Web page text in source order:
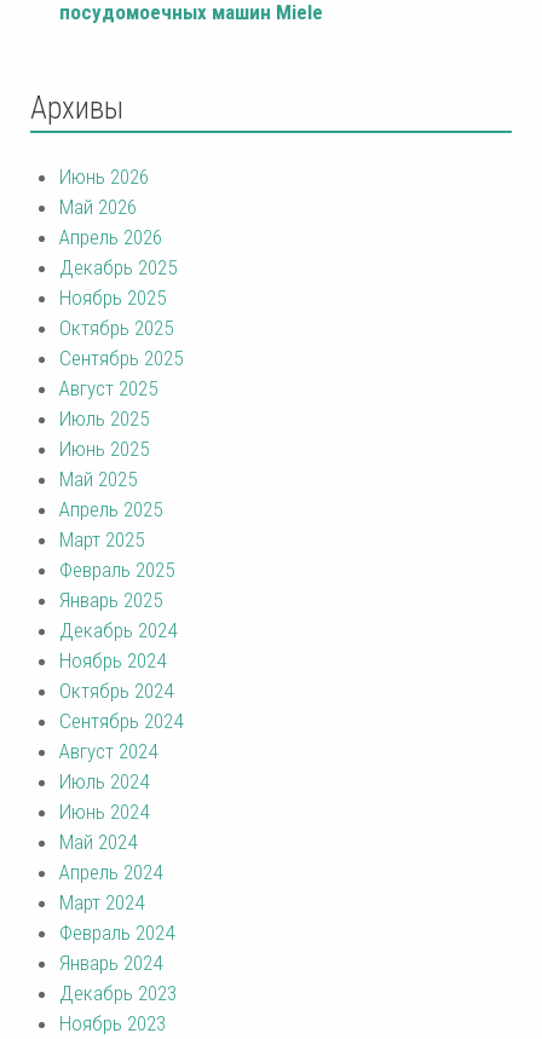
посудомоечных машин Miele
Архивы
Июнь 2026
Май 2026
Апрель 2026
Декабрь 2025
Ноябрь 2025
Октябрь 2025
Сентябрь 2025
Август 2025
Июль 2025
Июнь 2025
Май 2025
Апрель 2025
Март 2025
Февраль 2025
Январь 2025
Декабрь 2024
Ноябрь 2024
Октябрь 2024
Сентябрь 2024
Август 2024
Июль 2024
Июнь 2024
Май 2024
Апрель 2024
Март 2024
Февраль 2024
Январь 2024
Декабрь 2023
Ноябрь 2023